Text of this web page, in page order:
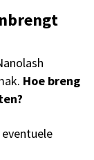
Hoe breng